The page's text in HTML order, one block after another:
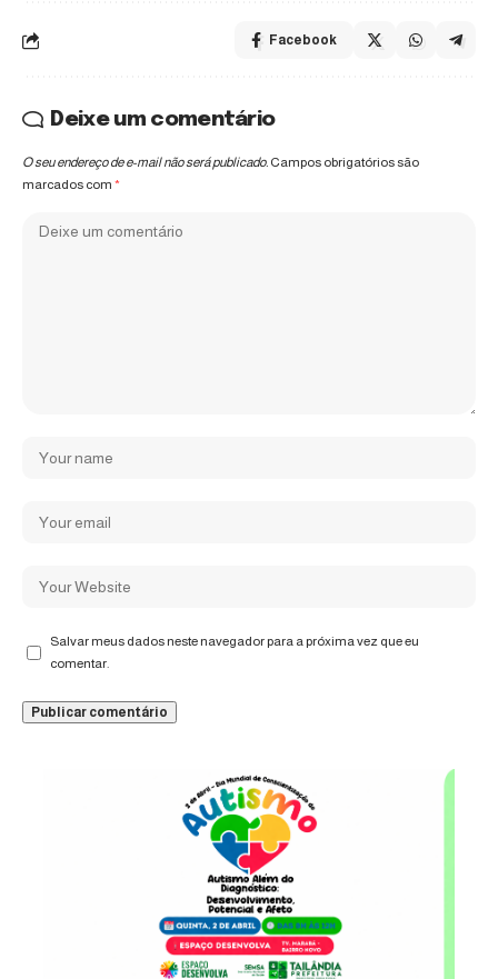
Facebook
Deixe um comentário
O seu endereço de e-mail não será publicado. Campos obrigatórios são
marcados com *
Salvar meus dados neste navegador para a próxima vez que eu
comentar.